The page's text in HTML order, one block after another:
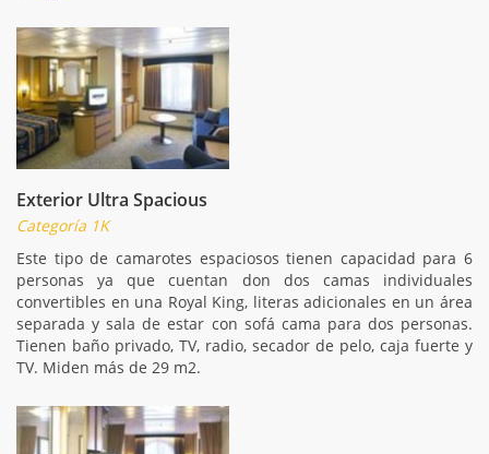
Exterior Ultra Spacious
Categoría 1K
Este tipo de camarotes espaciosos tienen capacidad para 6
personas ya que cuentan don dos camas individuales
convertibles en una Royal King, literas adicionales en un área
separada y sala de estar con sofá cama para dos personas.
Tienen baño privado, TV, radio, secador de pelo, caja fuerte y
TV. Miden más de 29 m2.